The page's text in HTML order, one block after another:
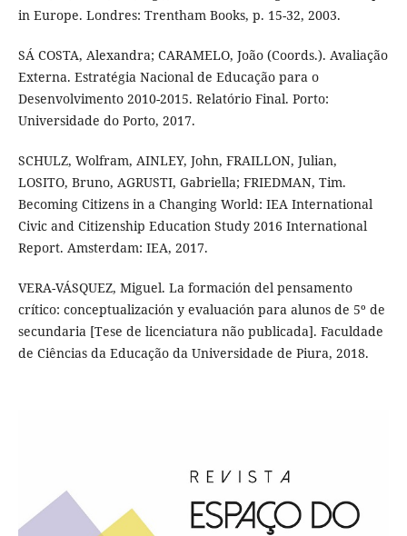
in Europe. Londres: Trentham Books, p. 15-32, 2003.
SÁ COSTA, Alexandra; CARAMELO, João (Coords.). Avaliação
Externa. Estratégia Nacional de Educação para o
Desenvolvimento 2010-2015. Relatório Final. Porto:
Universidade do Porto, 2017.
SCHULZ, Wolfram, AINLEY, John, FRAILLON, Julian,
LOSITO, Bruno, AGRUSTI, Gabriella; FRIEDMAN, Tim.
Becoming Citizens in a Changing World: IEA International
Civic and Citizenship Education Study 2016 International
Report. Amsterdam: IEA, 2017.
VERA-VÁSQUEZ, Miguel. La formación del pensamento
crítico: conceptualización y evaluación para alunos de 5º de
secundaria [Tese de licenciatura não publicada]. Faculdade
de Ciências da Educação da Universidade de Piura, 2018.